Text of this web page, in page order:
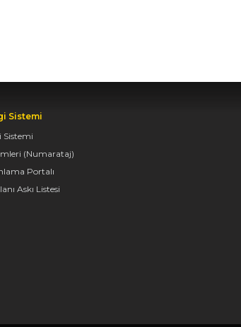
Sistemi
Sistemi
(Numarataj)
Portalı
Askı Listesi